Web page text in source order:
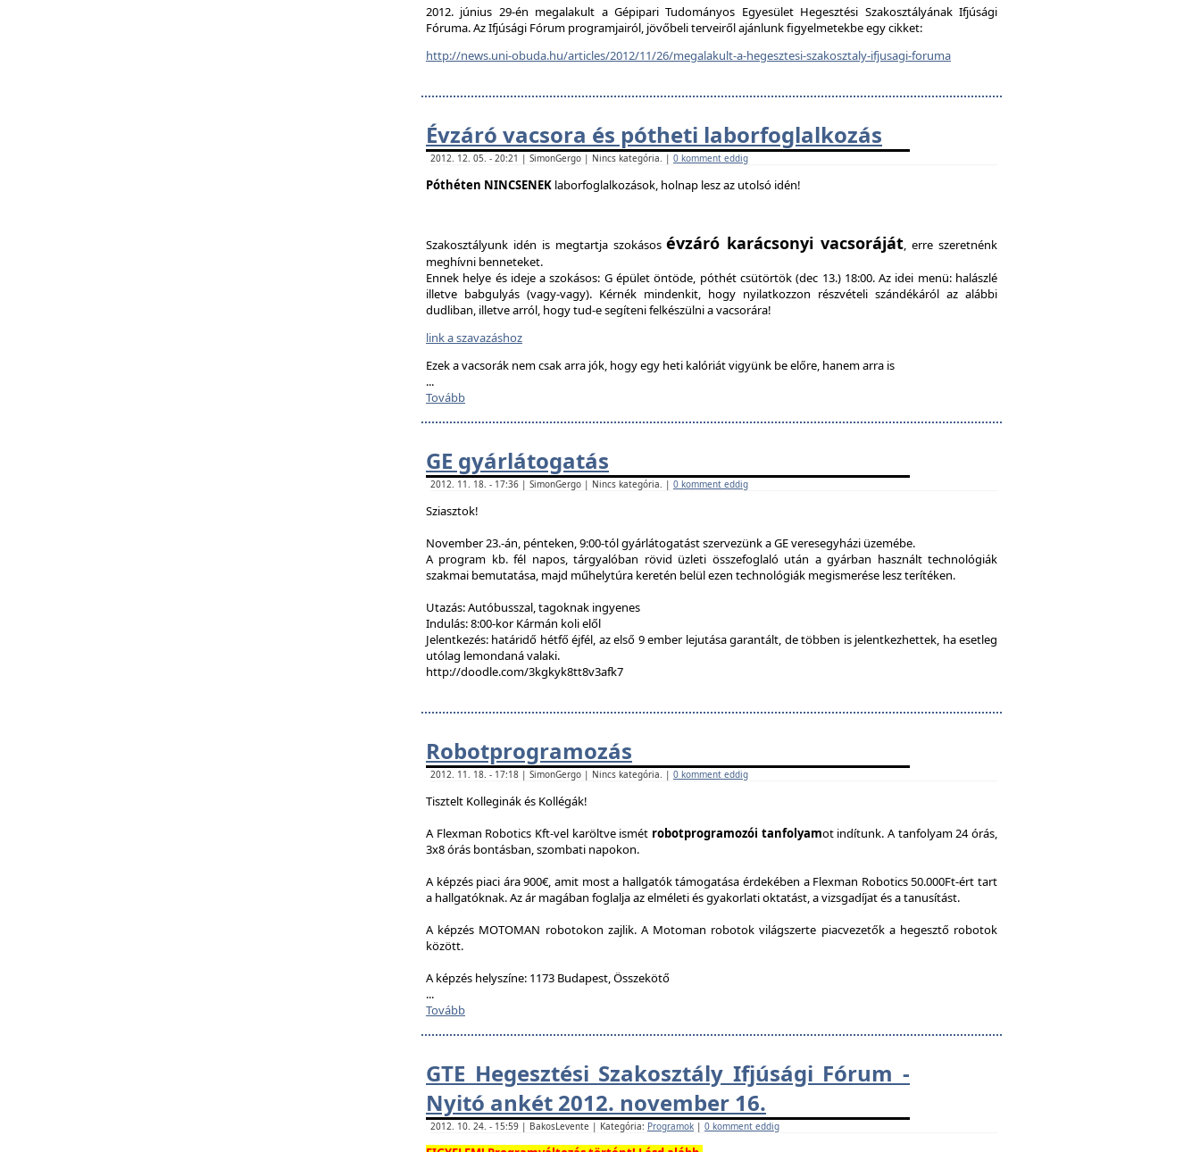
2012. június 29-én megalakult a Gépipari Tudományos Egyesület Hegesztési Szakosztályának Ifjúsági
Fóruma. Az Ifjúsági Fórum programjairól, jövőbeli terveiről ajánlunk figyelmetekbe egy cikket:
http://news.uni-obuda.hu/articles/2012/11/26/megalakult-a-hegesztesi-szakosztaly-ifjusagi-foruma
Évzáró vacsora és pótheti laborfoglalkozás
2012. 12. 05. - 20:21 | SimonGergo | Nincs kategória. | 0 komment eddig
Póthéten NINCSENEK laborfoglalkozások, holnap lesz az utolsó idén!
Szakosztályunk idén is megtartja szokásosévzáró karácsonyi vacsoráját, erre szeretnénk
meghívni benneteket.
Ennek helye és ideje a szokásos: G épület öntöde, póthét csütörtök (dec 13.) 18:00. Az idei menü: halászlé
illetve babgulyás (vagy-vagy). Kérnék mindenkit, hogy nyilatkozzon részvételi szándékáról az alábbi
dudliban, illetve arról, hogy tud-e segíteni felkészülni a vacsorára!
link a szavazáshoz
Ezek a vacsorák nem csak arra jók, hogy egy heti kalóriát vigyünk be előre, hanem arra is
...
Tovább
GE gyárlátogatás
2012. 11. 18. - 17:36 | SimonGergo | Nincs kategória. | 0 komment eddig
Sziasztok!
November 23.-án, pénteken, 9:00-tól gyárlátogatást szervezünk a GE veresegyházi üzemébe.
A program kb. fél napos, tárgyalóban rövid üzleti összefoglaló után a gyárban használt technológiák
szakmai bemutatása, majd műhelytúra keretén belül ezen technológiák megismerése lesz terítéken.
Utazás: Autóbusszal, tagoknak ingyenes
Indulás: 8:00-kor Kármán koli elől
Jelentkezés: határidő hétfő éjfél, az első 9 ember lejutása garantált, de többen is jelentkezhettek, ha esetleg
utólag lemondaná valaki.
http://doodle.com/3kgkyk8tt8v3afk7
Robotprogramozás
2012. 11. 18. - 17:18 | SimonGergo | Nincs kategória. | 0 komment eddig
Tisztelt Kolleginák és Kollégák!
A Flexman Robotics Kft-vel karöltve ismét robotprogramozói tanfolyamot indítunk. A tanfolyam 24 órás,
3x8 órás bontásban, szombati napokon.
A képzés piaci ára 900€, amit most a hallgatók támogatása érdekében a Flexman Robotics 50.000Ft-ért tart
a hallgatóknak. Az ár magában foglalja az elméleti és gyakorlati oktatást, a vizsgadíjat és a tanusítást.
A képzés MOTOMAN robotokon zajlik. A Motoman robotok világszerte piacvezetők a hegesztő robotok
között.
A képzés helyszíne: 1173 Budapest, Összekötő
...
Tovább
GTE Hegesztési Szakosztály Ifjúsági Fórum -
Nyitó ankét 2012. november 16.
2012. 10. 24. - 15:59 | BakosLevente | Kategória: Programok | 0 komment eddig